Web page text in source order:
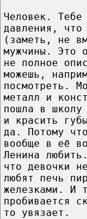
Человек. Тебе
давления, что
(заметь, не
мужчины. Это
не полное
можешь,
посмотреть.
металл и
пошла в
и красить
да. Потому
вообще в её
Ленина
что девочки
любят печь
железками. И
пробивается
то увязает.